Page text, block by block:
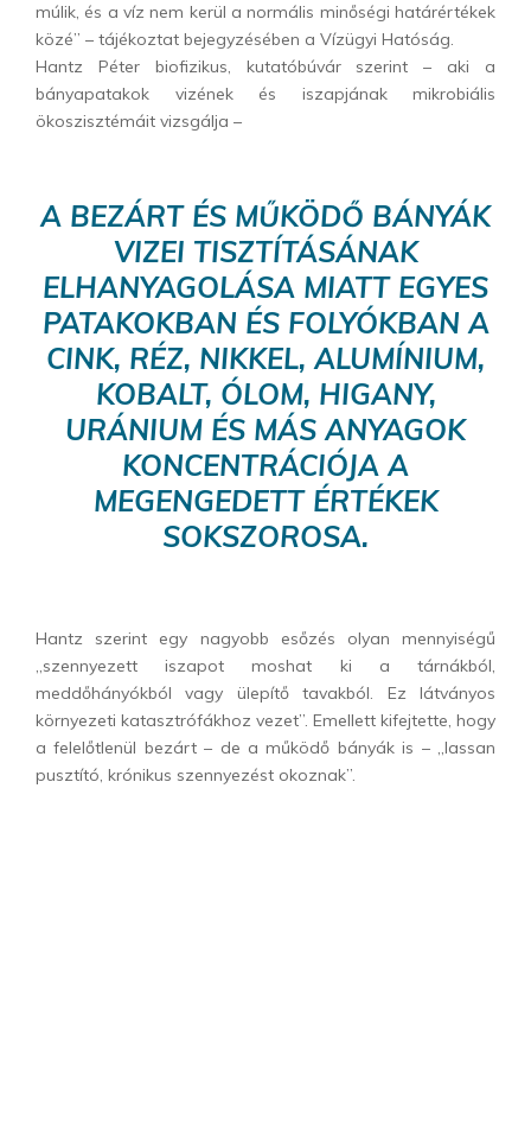
múlik, és a víz nem kerül a normális minőségi határértékek
közé” – tájékoztat bejegyzésében a Vízügyi Hatóság.
Hantz Péter biofizikus, kutatóbúvár szerint – aki a
bányapatakok vizének és iszapjának mikrobiális
ökoszisztémáit vizsgálja –
A BEZÁRT ÉS MŰKÖDŐ BÁNYÁK
VIZEI TISZTÍTÁSÁNAK
ELHANYAGOLÁSA MIATT EGYES
PATAKOKBAN ÉS FOLYÓKBAN A
CINK, RÉZ, NIKKEL, ALUMÍNIUM,
KOBALT, ÓLOM, HIGANY,
URÁNIUM ÉS MÁS ANYAGOK
KONCENTRÁCIÓJA A
MEGENGEDETT ÉRTÉKEK
SOKSZOROSA.
Hantz szerint egy nagyobb esőzés olyan mennyiségű
„szennyezett iszapot moshat ki a tárnákból,
meddőhányókból vagy ülepítő tavakból. Ez látványos
környezeti katasztrófákhoz vezet”. Emellett kifejtette, hogy
a felelőtlenül bezárt – de a működő bányák is – „lassan
pusztító, krónikus szennyezést okoznak”.